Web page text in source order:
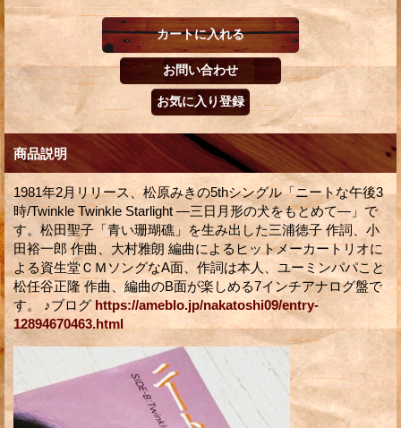
商品説明
1981年2月リリース、松原みきの5thシングル「ニートな午後3
時/Twinkle Twinkle Starlight ―三日月形の犬をもとめて―」で
す。松田聖子「青い珊瑚礁」を生み出した三浦徳子 作詞、小
田裕一郎 作曲、大村雅朗 編曲によるヒットメーカートリオに
よる資生堂ＣＭソングなA面、作詞は本人、ユーミンパパこと
松任谷正隆 作曲、編曲のB面が楽しめる7インチアナログ盤で
す。 ♪ブログ https://ameblo.jp/nakatoshi09/entry-
12894670463.html